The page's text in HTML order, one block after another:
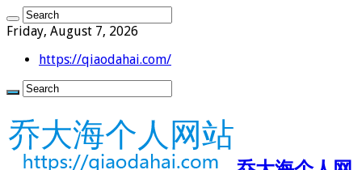
Friday, August 7, 2026
https://qiaodahai.com/